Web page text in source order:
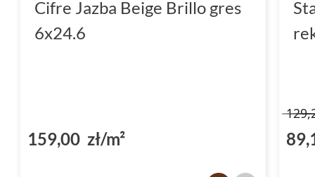
Cifre Jazba Beige Brillo gres
6x24.6
159,00 zł/m²